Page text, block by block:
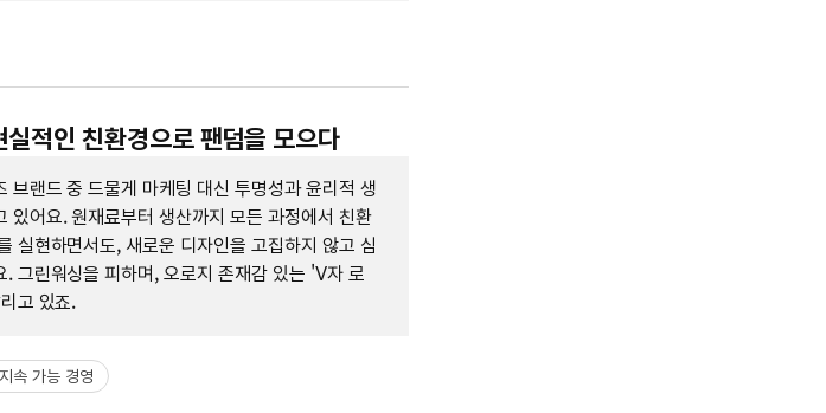
적인 친환경으로 팬덤을 모으다
브랜드 중 드물게 마케팅 대신 투명성과 윤리적 생
있어요. 원재료부터 생산까지 모든 과정에서 친환
실현하면서도, 새로운 디자인을 고집하지 않고 심
. 그린워싱을 피하며, 오로지 존재감 있는 'V자 로
고 있죠.
지속 가능 경영